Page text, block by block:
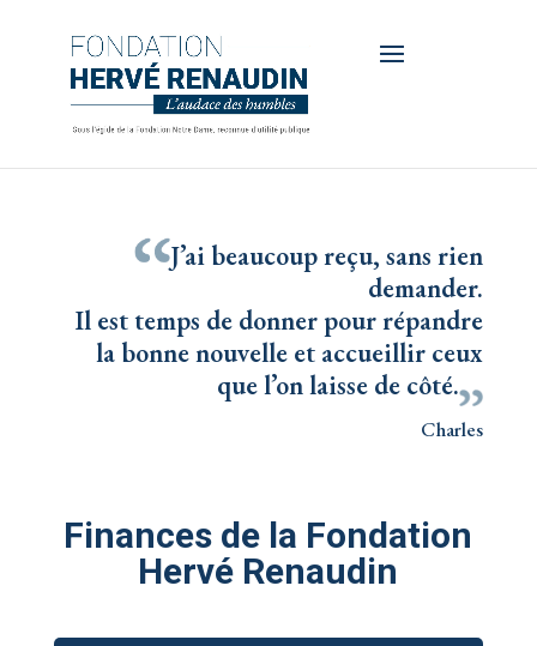
J’ai beaucoup reçu, sans rien
demander.
Il est temps de donner pour répandre
la bonne nouvelle et accueillir ceux
que l’on laisse de côté.
Charles
Finances de la Fondation
Hervé Renaudin